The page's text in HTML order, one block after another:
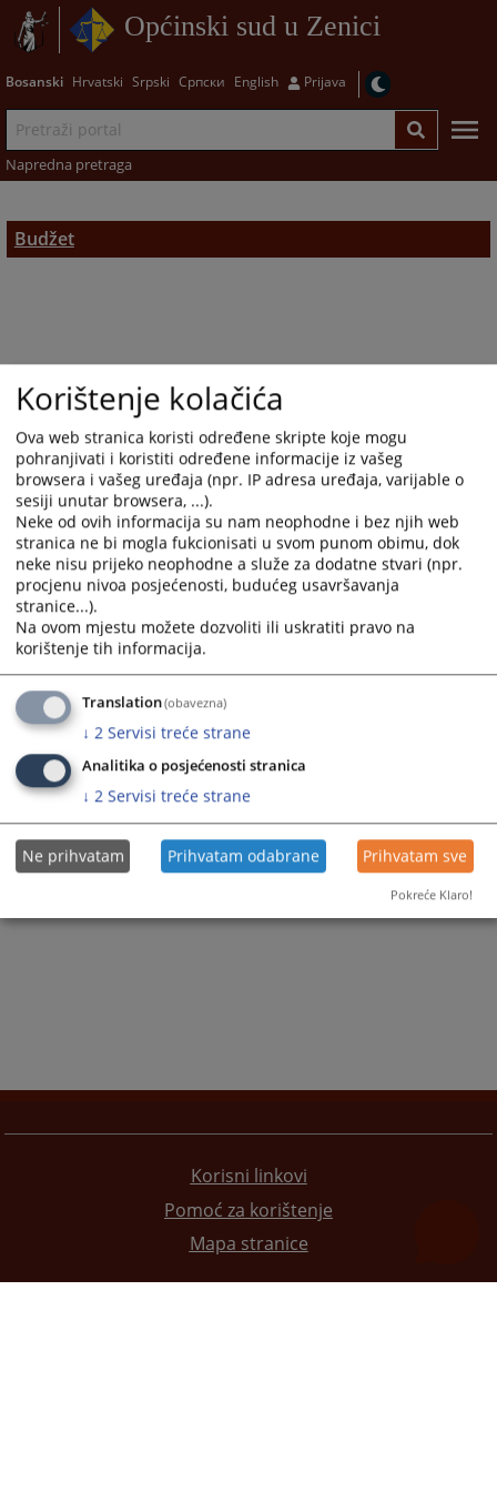
Općinski sud u Zenici
Bosanski Hrvatski Srpski Српски English Prijava
Napredna pretraga
Budžet
Korisni linkovi
Pomoć za korištenje
Mapa stranice
Korištenje kolačića
Ova web stranica koristi određene skripte koje mogu
pohranjivati i koristiti određene informacije iz vašeg
browsera i vašeg uređaja (npr. IP adresa uređaja, varijable o
sesiji unutar browsera, ...).
Neke od ovih informacija su nam neophodne i bez njih web
stranica ne bi mogla fukcionisati u svom punom obimu, dok
neke nisu prijeko neophodne a služe za dodatne stvari (npr.
procjenu nivoa posjećenosti, budućeg usavršavanja
stranice...).
Na ovom mjestu možete dozvoliti ili uskratiti pravo na
korištenje tih informacija.
Translation(obavezna)
↓ 2 Servisi treće strane
Analitika o posjećenosti stranica
↓ 2 Servisi treće strane
Ne prihvatam Prihvatam odabrane Prihvatam sve
Pokreće Klaro!